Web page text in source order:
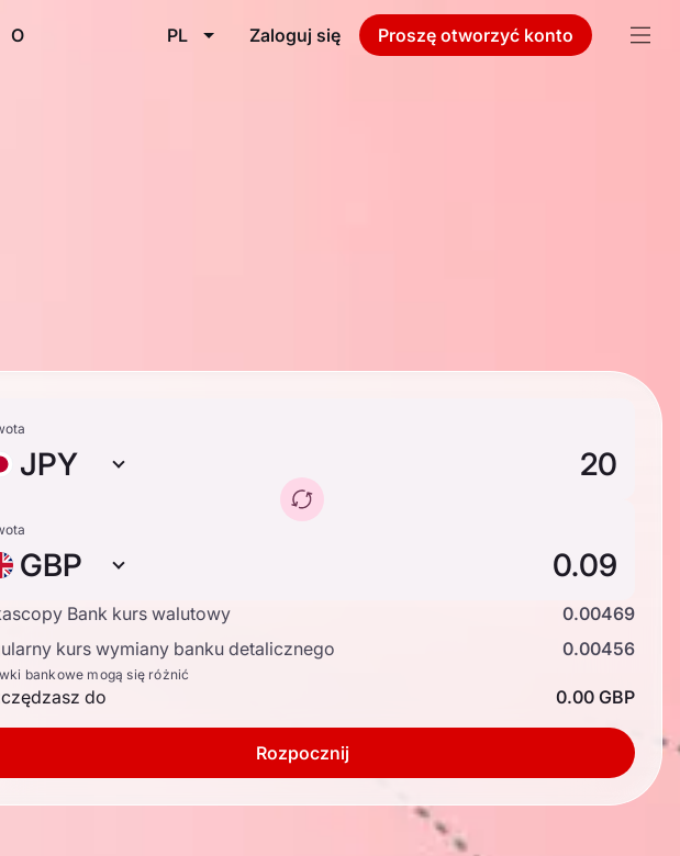
O PL Zaloguj się Proszę otworzyć konto
JPY
GBP
Bank kurs walutowy
0.00469
kurs wymiany banku detalicznego
0.00456
bankowe mogą się różnić
do 0.00 GBP
Rozpocznij